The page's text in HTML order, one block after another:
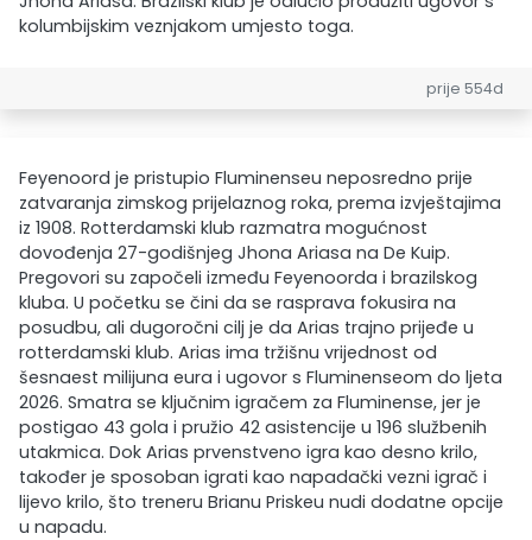
kolumbijskim veznjakom umjesto toga.
prije 554d
Feyenoord je pristupio Fluminenseu neposredno prije
zatvaranja zimskog prijelaznog roka, prema izvještajima
iz 1908. Rotterdamski klub razmatra mogućnost
dovođenja 27-godišnjeg Jhona Ariasa na De Kuip.
Pregovori su započeli između Feyenoorda i brazilskog
kluba. U početku se čini da se rasprava fokusira na
posudbu, ali dugoročni cilj je da Arias trajno prijeđe u
rotterdamski klub. Arias ima tržišnu vrijednost od
šesnaest milijuna eura i ugovor s Fluminenseom do ljeta
2026. Smatra se ključnim igračem za Fluminense, jer je
postigao 43 gola i pružio 42 asistencije u 196 službenih
utakmica. Dok Arias prvenstveno igra kao desno krilo,
također je sposoban igrati kao napadački vezni igrač i
lijevo krilo, što treneru Brianu Priskeu nudi dodatne opcije
u napadu.